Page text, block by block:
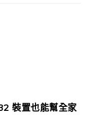
裝置也能幫全家